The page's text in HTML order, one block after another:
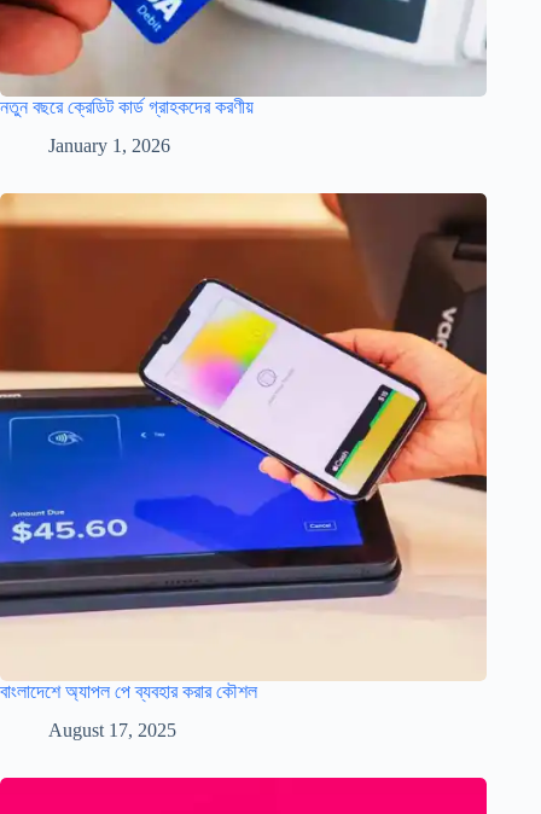
নতুন বছরে ক্রেডিট কার্ড গ্রাহকদের করণীয়
January 1, 2026
বাংলাদেশে অ্যাপল পে ব্যবহার করার কৌশল
August 17, 2025